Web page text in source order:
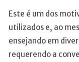
Este é um dos
utilizados e, ao
ensejando em
requerendo a